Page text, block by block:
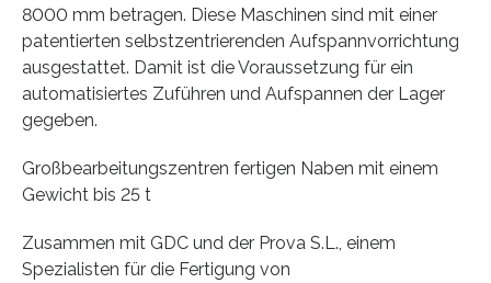
8000 mm betragen. Diese Maschinen sind mit einer
patentierten selbstzentrierenden Aufspannvorrichtung
ausgestattet. Damit ist die Voraussetzung für ein
automatisiertes Zuführen und Aufspannen der Lager
gegeben.
Großbearbeitungszentren fertigen Naben mit einem
Gewicht bis 25 t
Zusammen mit GDC und der Prova S.L., einem
Spezialisten für die Fertigung von